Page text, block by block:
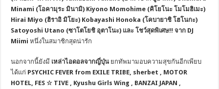
Minami (โอคามุระ มินามิ) Kiyono Momohime (คิโยโนะ โมโมฮิเมะ)
Hirai Miyo (ฮิราอิ มิโยะ) Kobayashi Honoka (โคบายาชิ โฮโนกะ)
Satoyoshi Utano (ซาโตโยชิ อุตาโนะ) และ โชว์สุดพิเศษ!!จาก DJ
Miimi หนึ่งในสมาชิกสุดน่ารัก
นอกจากนี้ยังมี เหล่าไอดอลจากญี่ปุ่น ยกทัพมามอบความสุขกันอีกเพียบ
ได้แก่ PSYCHIC FEVER from EXILE TRIBE, s herbet , MOTOR
HOTEL, FES ☆ TIVE , Kyushu Girls Wing , BANZAI JAPAN ,